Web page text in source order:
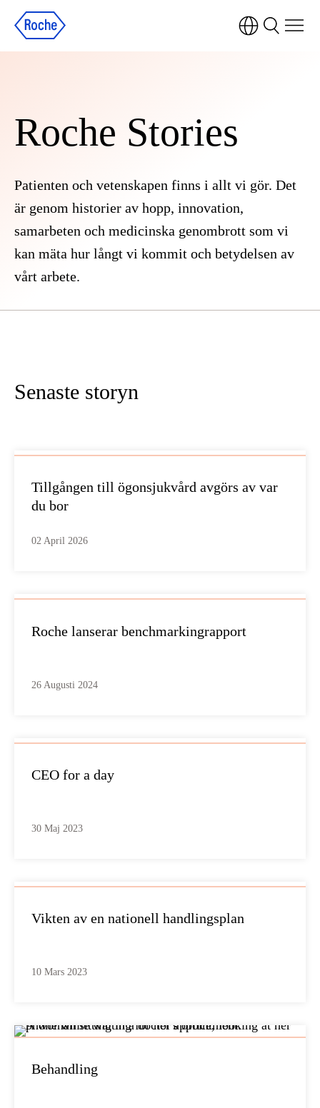
Roche Stories
Patienten och vetenskapen finns i allt vi gör. Det
är genom historier av hopp, innovation,
samarbeten och medicinska genombrott som vi
kan mäta hur långt vi kommit och betydelsen av
vårt arbete.
Senaste storyn
Tillgången till ögonsjukvård avgörs av var
du bor
02 April 2026
Roche lanserar benchmarkingrapport
26 Augusti 2024
CEO for a day
30 Maj 2023
Vikten av en nationell handlingsplan
10 Mars 2023
Behandling